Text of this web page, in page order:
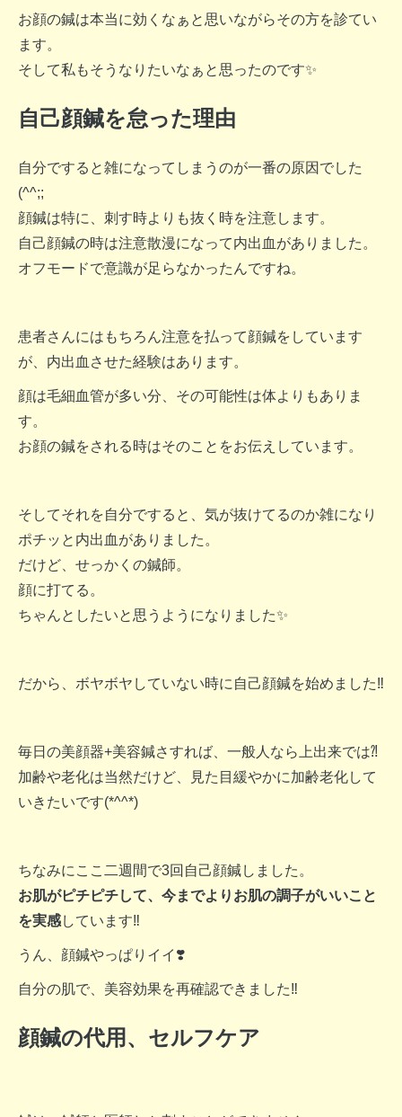
お顔の鍼は本当に効くなぁと思いながらその方を診てい
ます。
そして私もそうなりたいなぁと思ったのです✨
自己顔鍼を怠った理由
自分ですると雑になってしまうのが一番の原因でした
(^^;;
顔鍼は特に、 刺す時よりも抜く時を注意します。
自己顔鍼の時は注意散漫になって内出血がありました。
オフモードで意識が足らなかったんですね。
患者さんにはもちろん注意を払って顔鍼をしています
が、内出血させた経験はあります。
顔は毛細血管が多い分、その可能性は体よりもありま
す。
お顔の鍼をされる時はそのことをお伝えしています。
そしてそれを自分ですると、気が抜けてるのか雑になり
ポチッと内出血がありました。
だけど、せっかくの鍼師。
顔に打てる。
ちゃんとしたいと思うようになりました✨
だから、ボヤボヤしていない時に自己顔鍼を始めました‼︎
毎日の美顔器+美容鍼さすれば、一般人なら上出来では⁈
加齢や老化は当然だけど、見た目緩やかに加齢老化して
いきたいです(*^^*)
ちなみにここ二週間で3回自己顔鍼しました。
お肌がピチピチして、今までよりお肌の調子がいいこと
を実感しています‼︎
うん、顔鍼やっぱりイイ❣️
自分の肌で、美容効果を再確認できました‼︎
顔鍼の代用、セルフケア